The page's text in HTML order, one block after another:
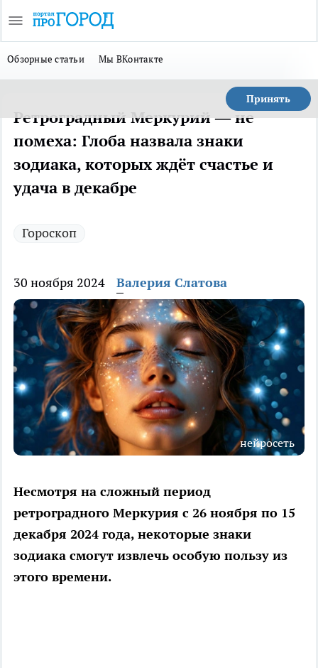
Обзорные статьи Мы ВКонтакте
Принять
Ретроградный Меркурий — не
помеха: Глоба назвала знаки
зодиака, которых ждёт счастье и
удача в декабре
Гороскоп
30 ноября 2024 Валерия Слатова
нейросеть
Несмотря на сложный период
ретроградного Меркурия с 26 ноября по 15
декабря 2024 года, некоторые знаки
зодиака смогут извлечь особую пользу из
этого времени.